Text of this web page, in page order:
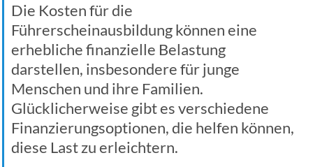
Die Kosten für die
Führerscheinausbildung können eine
erhebliche finanzielle Belastung
darstellen, insbesondere für junge
Menschen und ihre Familien.
Glücklicherweise gibt es verschiedene
Finanzierungsoptionen, die helfen können,
diese Last zu erleichtern.